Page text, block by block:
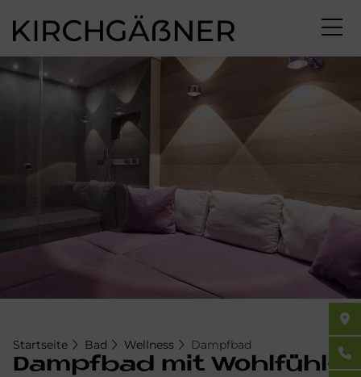
Direkt
zum
Inhalt
Startseite Bad Wellness Dampfbad
Dampf­bad mit Wohl­fühl-